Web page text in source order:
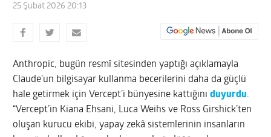
25 Şubat 2026 20:13
Anthropic, bugün resmî sitesinden yaptığı açıklamayla
Claude’un bilgisayar kullanma becerilerini daha da güçlü
hale getirmek için Vercept’i bünyesine kattığınıduyurdu.
“Vercept’in Kiana Ehsani, Luca Weihs ve Ross Girshick’ten
oluşan kurucu ekibi, yapay zekâ sistemlerinin insanların